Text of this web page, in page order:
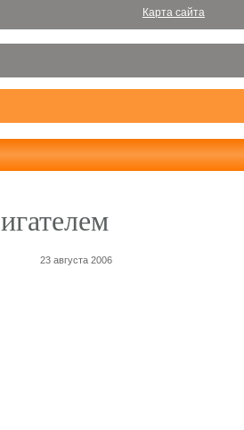
Карта сайта
23 августа 2006